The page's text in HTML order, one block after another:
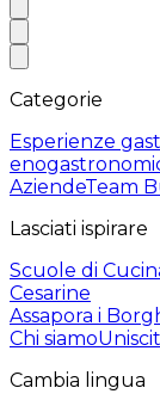
Categorie
Esperienze
AziendeTeam
Lasciati ispirare
Scuole di
Cesarine
Assapora i
Chi siamo
Cambia lingua